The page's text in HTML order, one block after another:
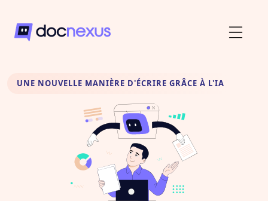
UNE NOUVELLE MANIÈRE D'ÉCRIRE GRÂCE À L'IA